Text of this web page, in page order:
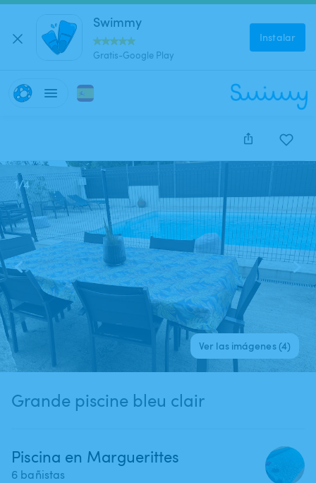
Swimmy
Gratis-Google Play
Instalar
1/4
Ver las imágenes (4)
Grande piscine bleu clair
Piscina en Marguerittes
6 bañistas